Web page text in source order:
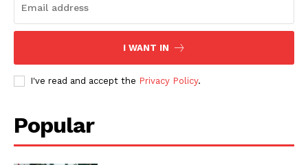
I WANT IN
I've read and accept the Privacy Policy.
Popular